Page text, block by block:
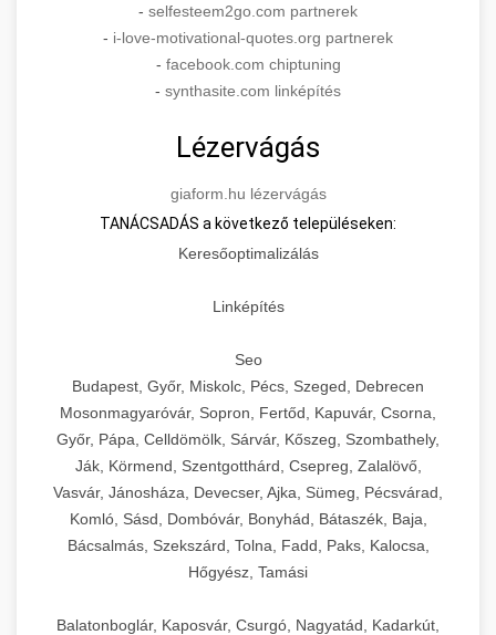
- selfesteem2go.com partnerek
- i-love-motivational-quotes.org partnerek
- facebook.com chiptuning
- synthasite.com linképítés
Lézervágás
giaform.hu lézervágás
TANÁCSADÁS a következő településeken:
Keresőoptimalizálás
Linképítés
Seo
Budapest, Győr, Miskolc, Pécs, Szeged, Debrecen
Mosonmagyaróvár, Sopron, Fertőd, Kapuvár, Csorna,
Győr, Pápa, Celldömölk, Sárvár, Kőszeg, Szombathely,
Ják, Körmend, Szentgotthárd, Csepreg, Zalalövő,
Vasvár, Jánosháza, Devecser, Ajka, Sümeg, Pécsvárad,
Komló, Sásd, Dombóvár, Bonyhád, Bátaszék, Baja,
Bácsalmás, Szekszárd, Tolna, Fadd, Paks, Kalocsa,
Hőgyész, Tamási
Balatonboglár, Kaposvár, Csurgó, Nagyatád, Kadarkút,